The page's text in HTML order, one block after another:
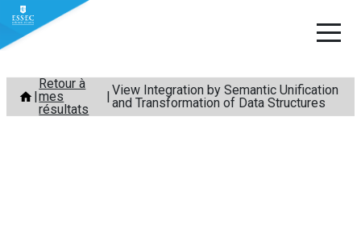
Aller
contenu
Retour à
mes
résultats
View Integration by Semantic Unification
and Transformation of Data Structures